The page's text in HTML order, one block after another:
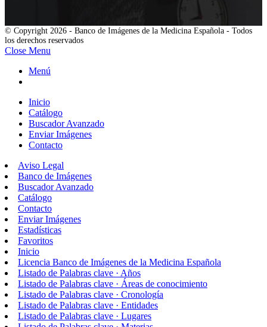
© Copyright 2026 - Banco de Imágenes de la Medicina Española - Todos
los derechos reservados
Close Menu
Menú
Inicio
Catálogo
Buscador Avanzado
Enviar Imágenes
Contacto
Aviso Legal
Banco de Imágenes
Buscador Avanzado
Catálogo
Contacto
Enviar Imágenes
Estadísticas
Favoritos
Inicio
Licencia Banco de Imágenes de la Medicina Española
Listado de Palabras clave · Años
Listado de Palabras clave · Áreas de conocimiento
Listado de Palabras clave · Cronología
Listado de Palabras clave · Entidades
Listado de Palabras clave · Lugares